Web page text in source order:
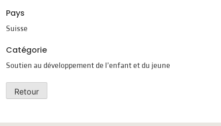
Pays
Suisse
Catégorie
Soutien au développement de l’enfant et du jeune
Retour